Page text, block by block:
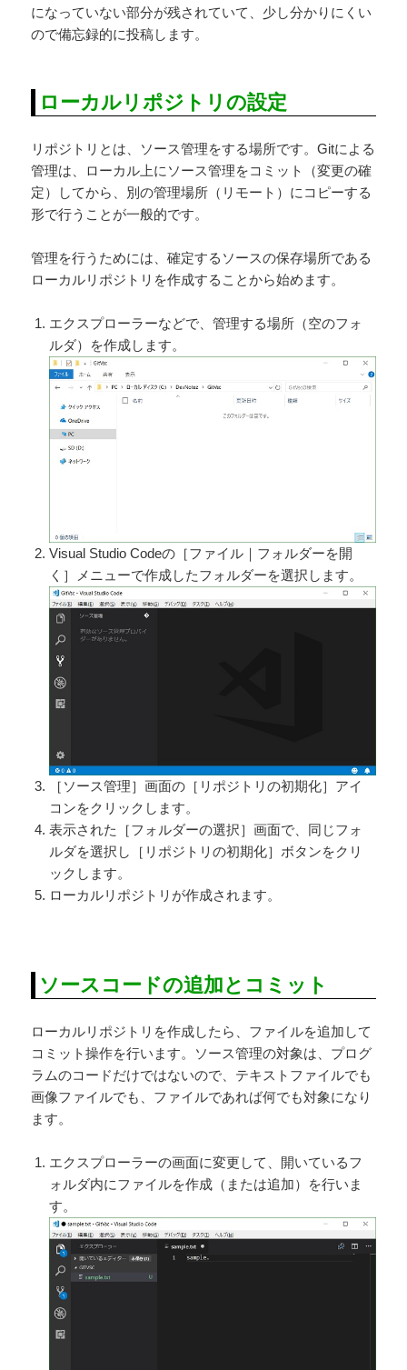
になっていない部分が残されていて、少し分かりにくい
ので備忘録的に投稿します。
ローカルリポジトリの設定
リポジトリとは、ソース管理をする場所です。Gitによる
管理は、ローカル上にソース管理をコミット（変更の確
定）してから、別の管理場所（リモート）にコピーする
形で行うことが一般的です。
管理を行うためには、確定するソースの保存場所である
ローカルリポジトリを作成することから始めます。
エクスプローラーなどで、管理する場所（空のフォ
ルダ）を作成します。
Visual Studio Codeの［ファイル｜フォルダーを開
く］メニューで作成したフォルダーを選択します。
［ソース管理］画面の［リポジトリの初期化］アイ
コンをクリックします。
表示された［フォルダーの選択］画面で、同じフォ
ルダを選択し［リポジトリの初期化］ボタンをクリ
ックします。
ローカルリポジトリが作成されます。
ソースコードの追加とコミット
ローカルリポジトリを作成したら、ファイルを追加して
コミット操作を行います。ソース管理の対象は、プログ
ラムのコードだけではないので、テキストファイルでも
画像ファイルでも、ファイルであれば何でも対象になり
ます。
エクスプローラーの画面に変更して、開いているフ
ォルダ内にファイルを作成（または追加）を行いま
す。